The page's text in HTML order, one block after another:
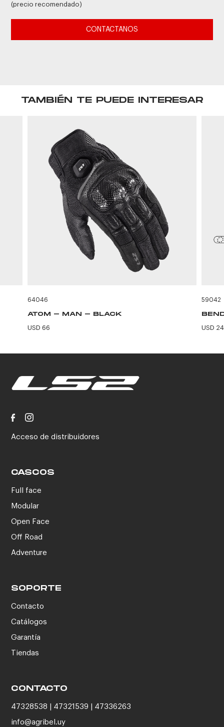
(precio recomendado)
CONTACTANOS
TAMBIÉN TE PUEDE INTERESAR
64046
ATOM - MAN - BLACK
USD 66
59042
USD 24
Acceso de distribuidores
CASCOS
Full face
Modular
Open Face
Off Road
Adventure
SOPORTE
Contacto
Catálogos
Garantía
Tiendas
CONTACTO
47328538 | 47321539 | 47336263
info@agribel.uy